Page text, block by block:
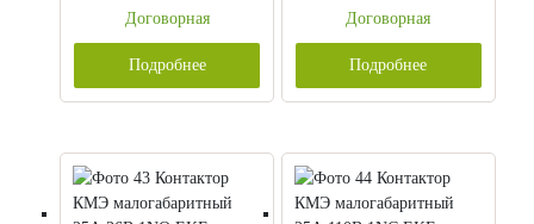
Договорная
Подробнее
Договорная
Подробнее